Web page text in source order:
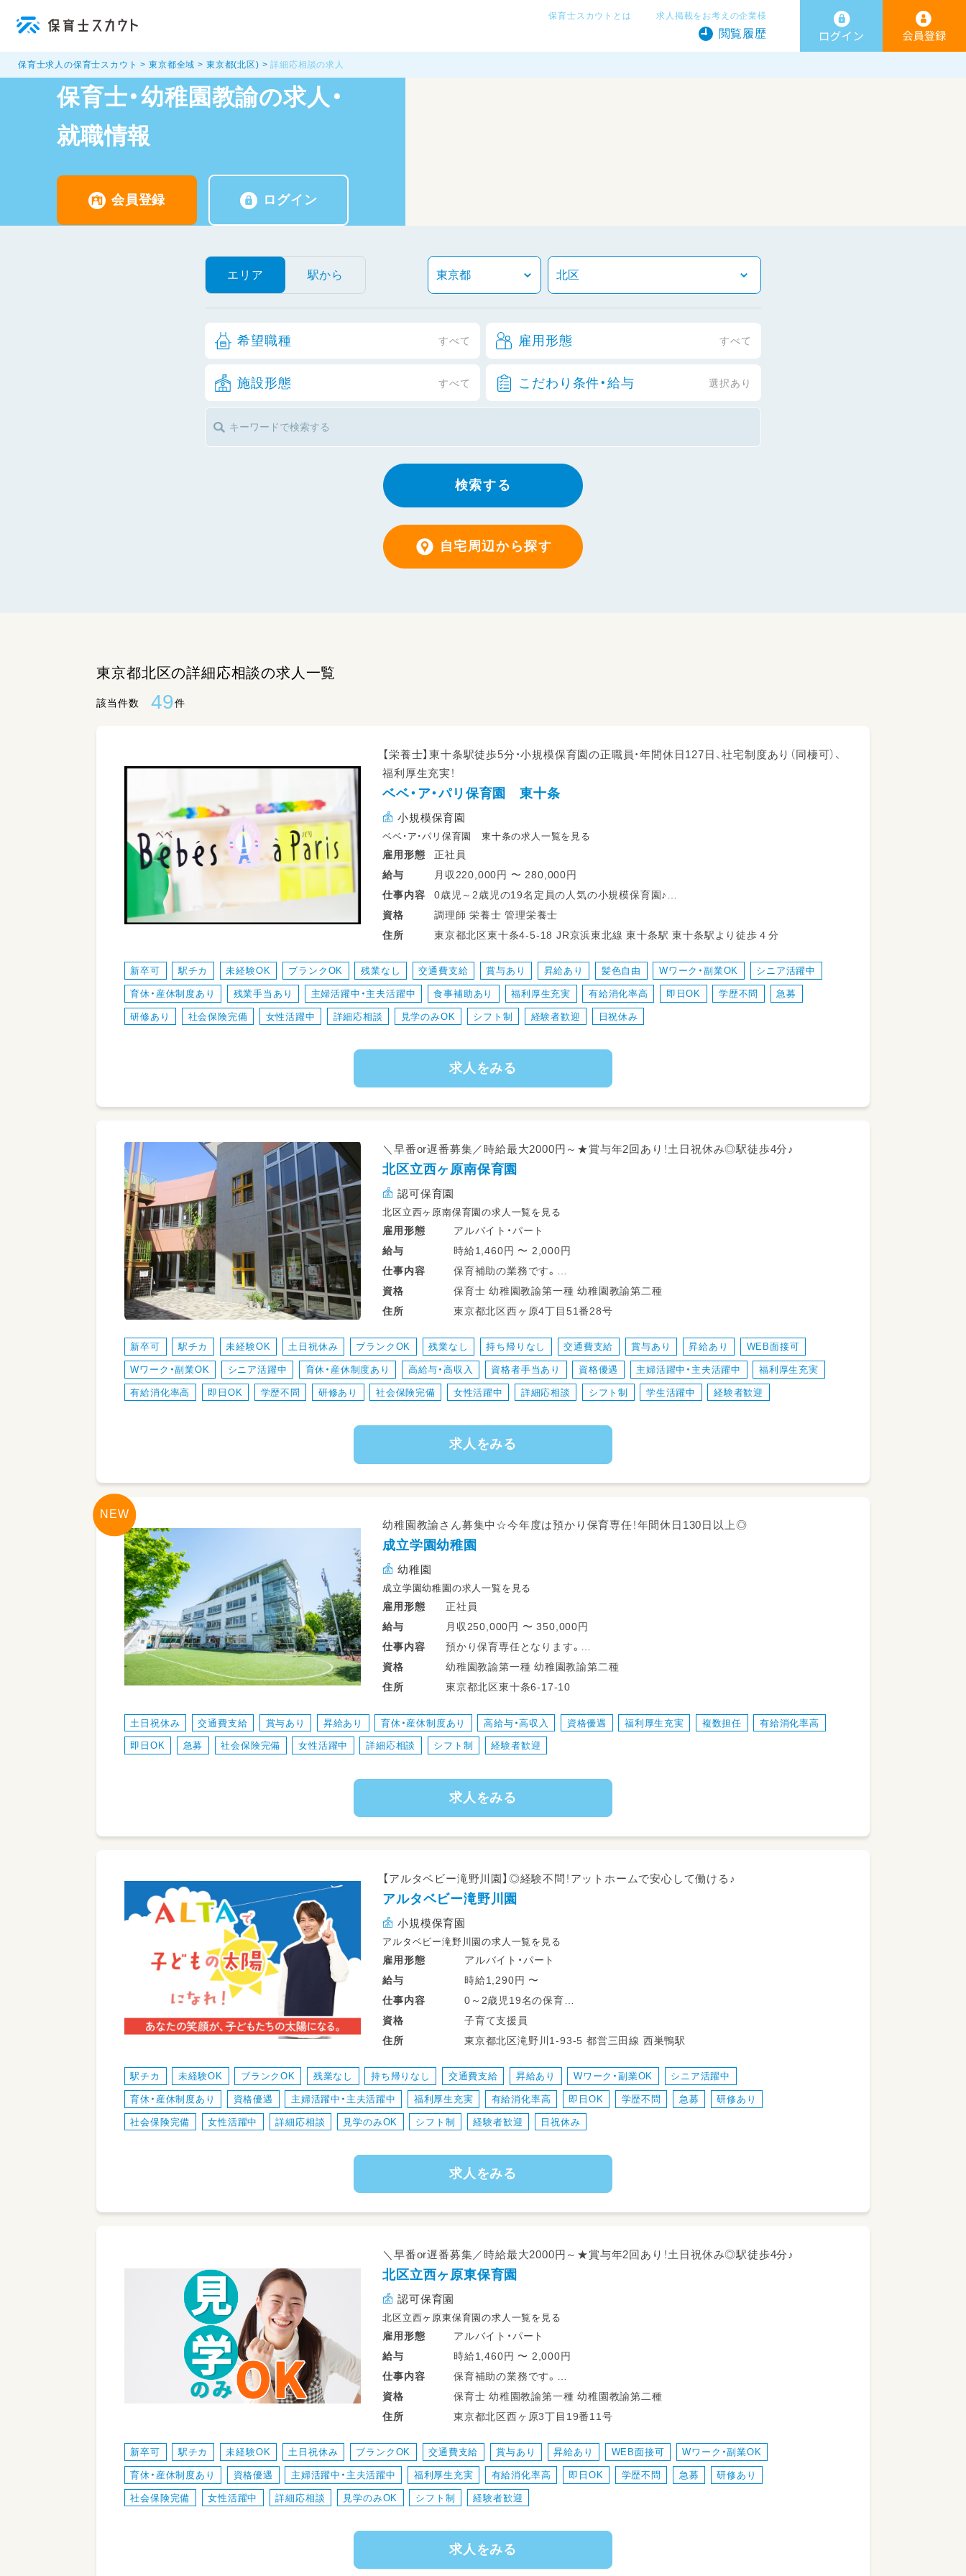
保育士スカウトとは 求人掲載をお考えの企業様
閲覧履歴
保育士求人の保育士スカウト 東京都全域 東京都(北区) 詳細応相談の求人
保育士・幼稚園教諭の求人・
就職情報
会員登録 ログイン
エリア 駅から
希望職種 すべて 雇用形態 すべて
施設形態 すべて こだわり条件・給与 選択あり
検索する
自宅周辺から探す
東京都北区の詳細応相談の求人一覧
該当件数 49件
【栄養士】東十条駅徒歩5分・小規模保育園の正職員・年間休日127日、社宅制度あり（同棲可）、
福利厚生充実！
ベベ・ア・パリ保育園 東十条
小規模保育園
ベベ・ア・パリ保育園 東十条の求人一覧を見る
雇用形態
正社員
給与
月収220,000円 〜 280,000円
仕事内容
0歳児～2歳児の19名定員の人気の小規模保育園♪
商店街のあるにぎやかな街並みと、少し歩けば自然豊かで静かな公園がある環境に囲
まれた、ゆとりのある保育園です。
【具体的な仕事内容】
調理業務全般、献立作成
資格
調理師 栄養士 管理栄養士
住所
東京都北区東十条4-5-18 JR京浜東北線 東十条駅 東十条駅より徒歩４分
新卒可 駅チカ 未経験OK ブランクOK 残業なし 交通費支給 賞与あり 昇給あり 髪色自由 Wワーク・副業OK シニア活躍中
育休・産休制度あり 残業手当あり 主婦活躍中・主夫活躍中 食事補助あり 福利厚生充実 有給消化率高 即日OK 学歴不問 急募
研修あり 社会保険完備 女性活躍中 詳細応相談 見学のみOK シフト制 経験者歓迎 日祝休み
求人をみる
＼早番or遅番募集／時給最大2000円～★賞与年2回あり！土日祝休み◎駅徒歩4分♪
北区立西ヶ原南保育園
認可保育園
北区立西ヶ原南保育園の求人一覧を見る
雇用形態
アルバイト・パート
給与
時給1,460円 〜 2,000円
仕事内容
保育補助の業務です。
保育士をサポートする役割を担っていただきます！
◎掃除・洗濯
◎行事の準備
◎子どもと一緒に遊ぶ
◎食事サポートなどの直接的な保育のお仕事のサポート
資格
保育士 幼稚園教諭第一種 幼稚園教諭第二種
住所
東京都北区西ヶ原4丁目51番28号
新卒可 駅チカ 未経験OK 土日祝休み ブランクOK 残業なし 持ち帰りなし 交通費支給 賞与あり 昇給あり WEB面接可
Wワーク・副業OK シニア活躍中 育休・産休制度あり 高給与・高収入 資格者手当あり 資格優遇 主婦活躍中・主夫活躍中 福利厚生充実
有給消化率高 即日OK 学歴不問 研修あり 社会保険完備 女性活躍中 詳細応相談 シフト制 学生活躍中 経験者歓迎
求人をみる
幼稚園教諭さん募集中☆今年度は預かり保育専任！年間休日130日以上◎
成立学園幼稚園
幼稚園
成立学園幼稚園の求人一覧を見る
雇用形態
正社員
給与
月収250,000円 〜 350,000円
仕事内容
預かり保育専任となります。
保育時間は、職員室にて事務作業。
保育終了後子どもたちの見守り等お願いいたします！（14:00頃～）
2シフト制、曜日固定になります。
①9:30～18:30
②10:30～19:30
資格
幼稚園教諭第一種 幼稚園教諭第二種
住所
東京都北区東十条6-17-10
土日祝休み 交通費支給 賞与あり 昇給あり 育休・産休制度あり 高給与・高収入 資格優遇 福利厚生充実 複数担任 有給消化率高
即日OK 急募 社会保険完備 女性活躍中 詳細応相談 シフト制 経験者歓迎
求人をみる
【アルタベビー滝野川園】◎経験不問！アットホームで安心して働ける♪
アルタベビー滝野川園
小規模保育園
アルタベビー滝野川園の求人一覧を見る
雇用形態
アルバイト・パート
給与
時給1,290円 〜
仕事内容
0～2歳児19名の保育
※雇用期間の定めあり 年度更新（原則更新）
資格
子育て支援員
住所
東京都北区滝野川1-93-5 都営三田線 西巣鴨駅
駅チカ 未経験OK ブランクOK 残業なし 持ち帰りなし 交通費支給 昇給あり Wワーク・副業OK シニア活躍中
育休・産休制度あり 資格優遇 主婦活躍中・主夫活躍中 福利厚生充実 有給消化率高 即日OK 学歴不問 急募 研修あり
社会保険完備 女性活躍中 詳細応相談 見学のみOK シフト制 経験者歓迎 日祝休み
求人をみる
＼早番or遅番募集／時給最大2000円～★賞与年2回あり！土日祝休み◎駅徒歩4分♪
北区立西ヶ原東保育園
認可保育園
北区立西ヶ原東保育園の求人一覧を見る
雇用形態
アルバイト・パート
給与
時給1,460円 〜 2,000円
仕事内容
保育補助の業務です。
保育士をサポートする役割を担っていただきます！
◎掃除・洗濯
◎行事の準備
◎子どもと一緒に遊ぶ
◎食事サポートなどの直接的な保育のお仕事のサポート
資格
保育士 幼稚園教諭第一種 幼稚園教諭第二種
住所
東京都北区西ヶ原3丁目19番11号
新卒可 駅チカ 未経験OK 土日祝休み ブランクOK 交通費支給 賞与あり 昇給あり WEB面接可 Wワーク・副業OK
育休・産休制度あり 資格優遇 主婦活躍中・主夫活躍中 福利厚生充実 有給消化率高 即日OK 学歴不問 急募 研修あり
社会保険完備 女性活躍中 詳細応相談 見学のみOK シフト制 経験者歓迎
求人をみる